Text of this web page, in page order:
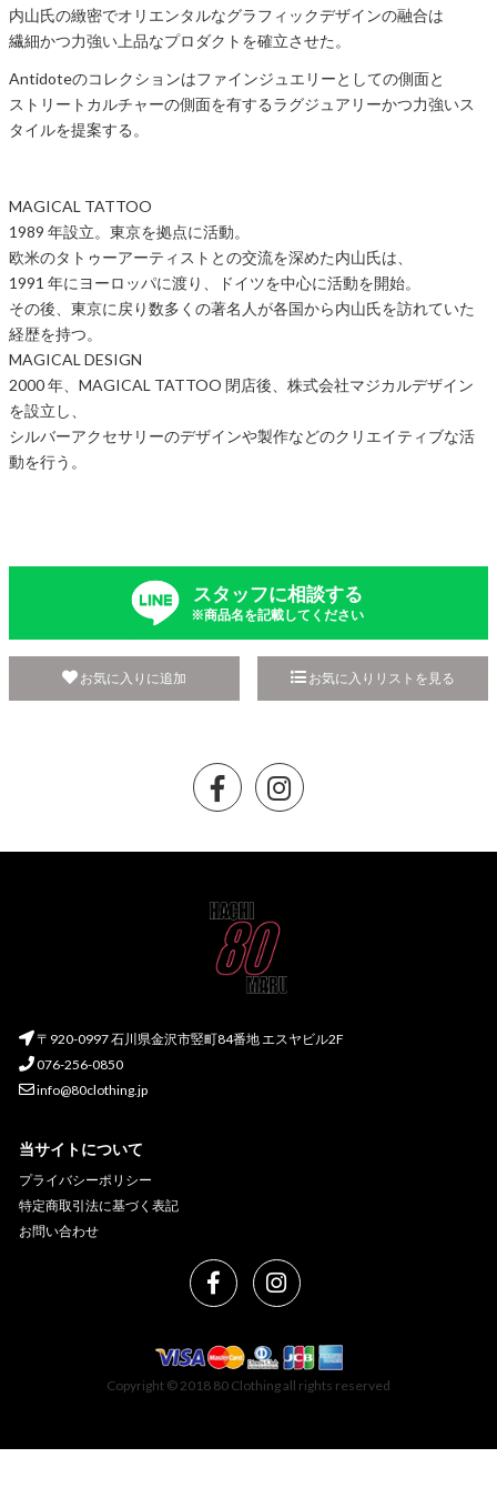
内山氏の緻密でオリエンタルなグラフィックデザインの融合は
繊細かつ力強い上品なプロダクトを確立させた。
Antidoteのコレクションはファインジュエリーとしての側面と
ストリートカルチャーの側面を有するラグジュアリーかつ力強いス
タイルを提案する。
MAGICAL TATTOO
1989 年設立。東京を拠点に活動。
欧米のタトゥーアーティストとの交流を深めた内山氏は、
1991 年にヨーロッパに渡り、ドイツを中心に活動を開始。
その後、東京に戻り数多くの著名人が各国から内山氏を訪れていた
経歴を持つ。
MAGICAL DESIGN
2000 年、MAGICAL TATTOO 閉店後、株式会社マジカルデザイン
を設立し、
シルバーアクセサリーのデザインや製作などのクリエイティブな活
動を行う。
スタッフに相談する
※商品名を記載してください
お気に入りに追加 お気に入りリストを見る
〒920-0997 石川県金沢市竪町84番地 エスヤビル2F
076-256-0850
info@80clothing.jp
当サイトについて
プライバシーポリシー
特定商取引法に基づく表記
お問い合わせ
Copyright © 2018 80 Clothing all rights reserved